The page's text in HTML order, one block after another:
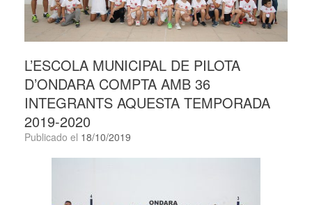
L’ESCOLA MUNICIPAL DE PILOTA
D’ONDARA COMPTA AMB 36
INTEGRANTS AQUESTA TEMPORADA
2019-2020
Publicado el 18/10/2019